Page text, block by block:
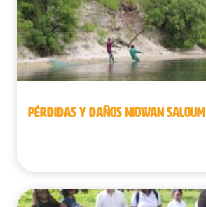
PÉRDIDAS Y DAÑOS NIOWAN SALOUM